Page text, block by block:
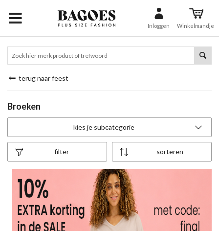
Inloggen Winkelmandje
terug naar feest
Broeken
kies je subcategorie
sorteren
filter